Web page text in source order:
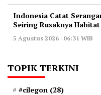
Indonesia Catat
Seiring Rusaknya Habitat
5 Agustus 2026 | 06:31 WIB
TOPIK TERKINI
#cilegon (28)